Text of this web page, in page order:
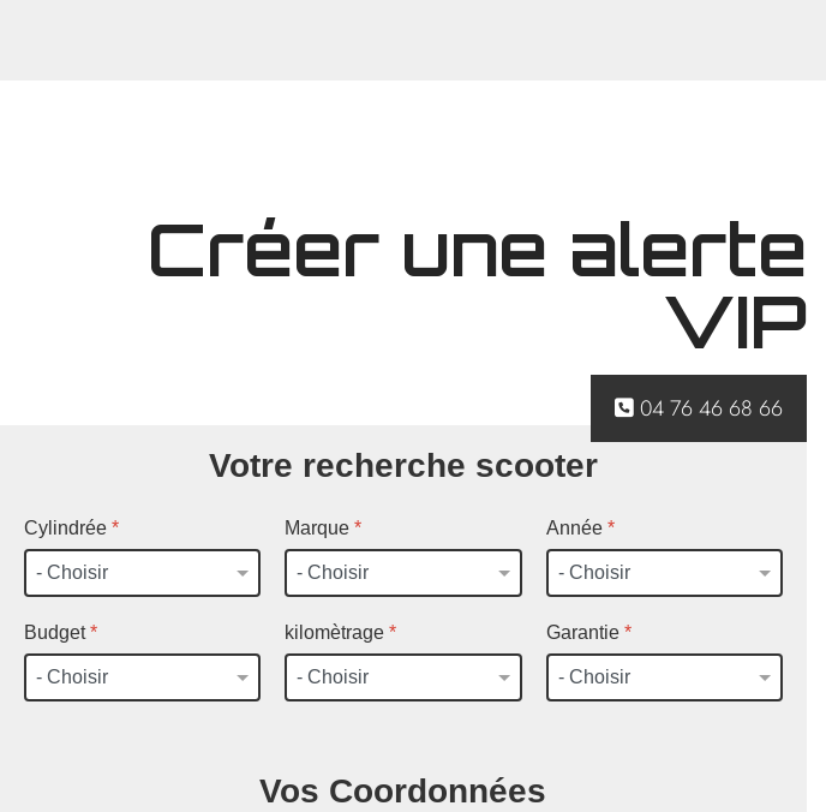
Créer une alerte
VIP
04 76 46 68 66
Votre recherche scooter
Cylindrée * Marque* Année *
Budget* kilomètrage* Garantie *
Vos Coordonnées